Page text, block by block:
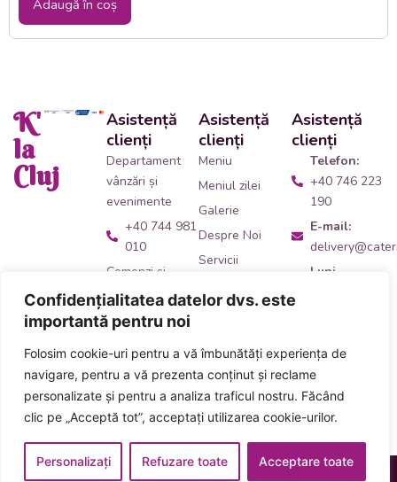
Confidențialitatea datelor dvs. este
importantă pentru noi
Folosim cookie-uri pentru a vă îmbunătăți experiența de
navigare, pentru a vă prezenta conținut și reclame
personalizate și pentru a analiza traficul nostru. Făcând
clic pe „Acceptă tot”, acceptați utilizarea cookie-urilor.
Personalizați Refuzare toate Acceptare toate
Adaugă în coș
K'
la
Cluj
Asistență
clienți
Departament
vânzări și
evenimente
+40 744 981
010
Comenzi și
livrări catering
+40 746 223
Acceptăm plata
numerar și card
inclusiv carduri
de masă
Asistență
clienți
Meniu
Meniul zilei
Galerie
Despre Noi
Servicii
Asistență
clienți
Telefon:
+40 746 223
190
E-mail:
Luni -
Adresă:
găsești
Designed & Developed Termeni și Condiții
Politica Cookies